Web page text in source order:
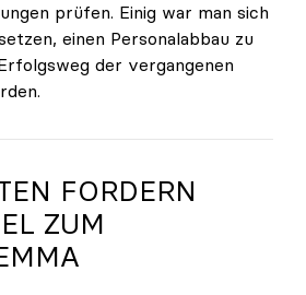
prüfen. Einig war man sich
einen Personalabbau zu
der vergangenen
FORDERN
ZUM